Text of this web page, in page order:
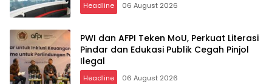
Headline 06 August 2026
PWI dan AFPI Teken MoU, Perkuat Literasi
Pindar dan Edukasi Publik Cegah Pinjol
Ilegal
Headline 06 August 2026